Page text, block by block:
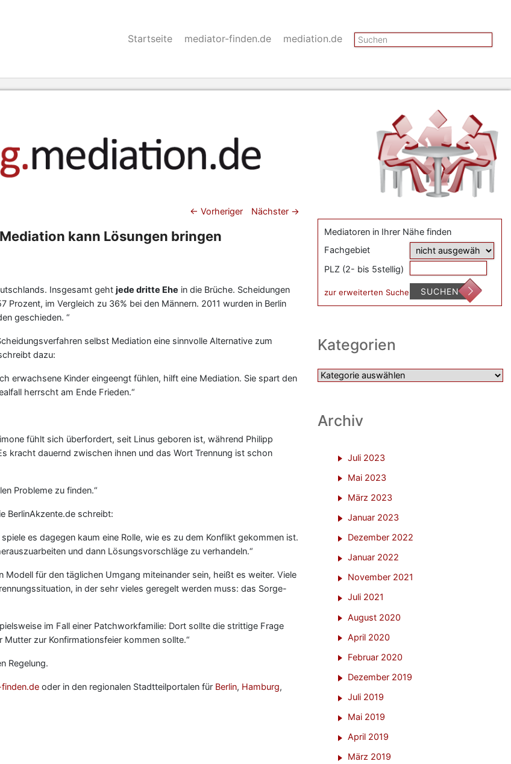
Startseite mediator-finden.de mediation.de Suchen
Beitragsnavigation
← Vorheriger Nächster →
kann Lösungen bringen
Insgesamt geht jede dritte Ehe in die Brüche. Scheidungen
Prozent, im Vergleich zu 36% bei den Männern. 2011 wurden in Berlin
geschieden. “
selbst Mediation eine sinnvolle Alternative zum
dazu:
erwachsene Kinder eingeengt fühlen, hilft eine Mediation. Sie spart den
herrscht am Ende Frieden.“
fühlt sich überfordert, seit Linus geboren ist, während Philipp
kracht dauernd zwischen ihnen und das Wort Trennung ist schon
Probleme zu finden.“
BerlinAkzente.de schreibt:
es dagegen kaum eine Rolle, wie es zu dem Konflikt gekommen ist.
und dann Lösungsvorschläge zu verhandeln.“
für den täglichen Umgang miteinander sein, heißt es weiter. Viele
in der sehr vieles geregelt werden muss: das Sorge-
im Fall einer Patchworkfamilie: Dort sollte die strittige Frage
zur Konfirmationsfeier kommen sollte.“
Regelung.
oder in den regionalen Stadtteilportalen für Berlin, Hamburg,
Mediatoren in Ihrer Nähe finden
Fachgebiet
PLZ (2- bis 5stellig)
zur erweiterten Suche SUCHEN
Kategorien
Kategorien
Archiv
Juli 2023
Mai 2023
März 2023
Januar 2023
Dezember 2022
Januar 2022
November 2021
Juli 2021
August 2020
April 2020
Februar 2020
Dezember 2019
Juli 2019
Mai 2019
April 2019
März 2019